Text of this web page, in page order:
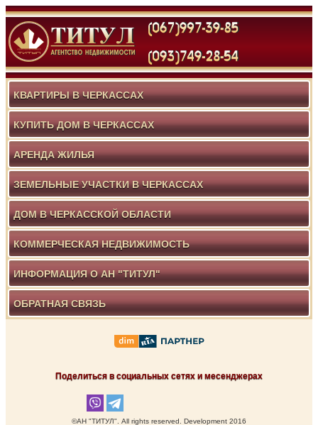
КВАРТИРЫ В ЧЕРКАССАХ
КУПИТЬ ДОМ В ЧЕРКАССАХ
АРЕНДА ЖИЛЬЯ
ЗЕМЕЛЬНЫЕ УЧАСТКИ В ЧЕРКАССАХ
ДОМ В ЧЕРКАССКОЙ ОБЛАСТИ
КОММЕРЧЕСКАЯ НЕДВИЖИМОСТЬ
ИНФОРМАЦИЯ О АН "ТИТУЛ"
ОБРАТНАЯ СВЯЗЬ
Поделиться в социальных сетях и месенджерах
©АН "ТИТУЛ". Аll rights reserved. Development 2016